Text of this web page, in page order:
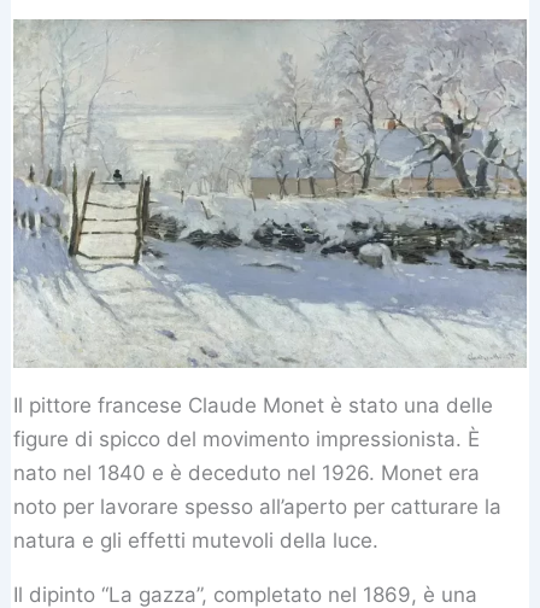
Il pittore francese Claude Monet è stato una delle
figure di spicco del movimento impressionista. È
nato nel 1840 e è deceduto nel 1926. Monet era
noto per lavorare spesso all’aperto per catturare la
natura e gli effetti mutevoli della luce.
Il dipinto “La gazza”, completato nel 1869, è una